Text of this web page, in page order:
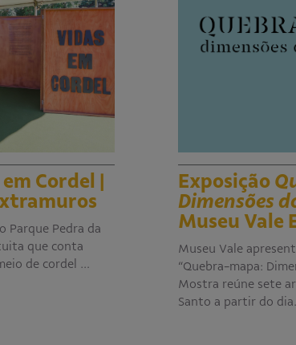
Cordel |
Parque Pedra da
que conta
de cordel …
Exposição
Dimensões
Museu Vale
Museu Vale
“Quebra-mapa:
Mostra reúne sete
Santo a partir do dia…